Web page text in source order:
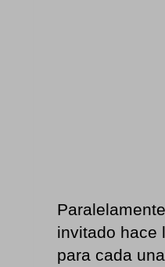
invitado hace
para cada